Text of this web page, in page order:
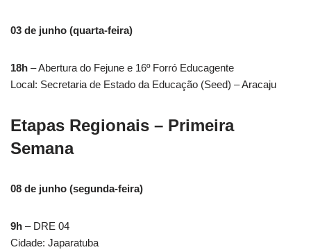
03 de junho (quarta-feira)
18h – Abertura do Fejune e 16º Forró Educagente
Local: Secretaria de Estado da Educação (Seed) – Aracaju
Etapas Regionais – Primeira
Semana
08 de junho (segunda-feira)
9h – DRE 04
Cidade: Japaratuba